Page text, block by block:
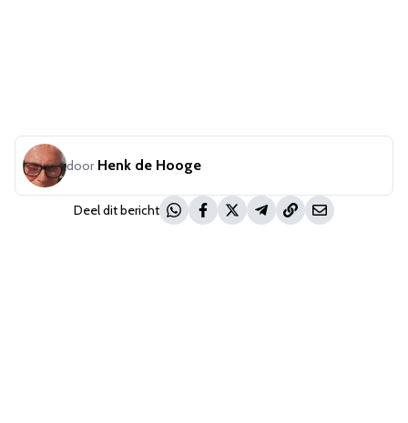
door Henk de Hooge
Deel dit bericht